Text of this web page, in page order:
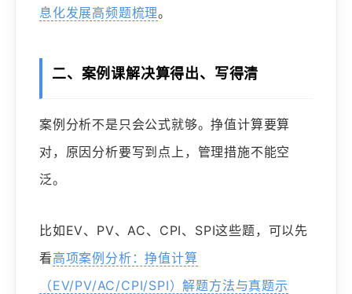
息化发展高频题梳理。
二、案例课解决算得出、写得清
案例分析不是只会公式就够。挣值计算要算
对，原因分析要写到点上，管理措施不能空
泛。
比如EV、PV、AC、CPI、SPI这些题，可以先
看高项案例分析：挣值计算
（EV/PV/AC/CPI/SPI）解题方法与真题示